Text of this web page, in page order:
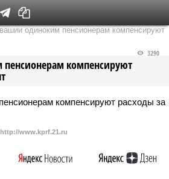
в Чувашии
одиноким пенсионерам компенсируют
компенсируют
3290
http://www.kprf.21.ru